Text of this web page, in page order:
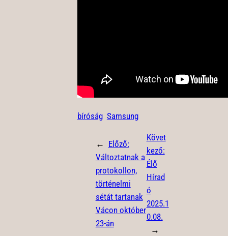
bíróság Samsung
← Előző:
Változtatnak a
protokollon,
történelmi
sétát tartanak
Vácon október
23-án
Követ
kező:
Élő
Hírad
ó
2025.1
0.08.
→